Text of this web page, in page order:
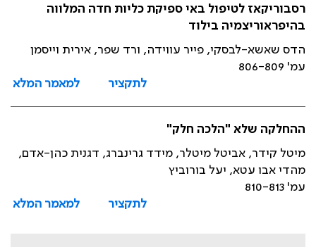
רסבוריקאז לטיפול באי ספיקת כליות חדה המלווה
בהיפראוריצמיה בילוד
הדס שאשא-לבסקי, פייר עווידה, ורד שפר, אירית וייסמן
עמ' 806-809
לתקציר
למאמר המלא
ההחלקה שלא "הלכה חלק"
מיטל קידר, אביטל מיטלר, מידד גרינברג, דגנית כהן-אדם,
מהדי אבו עטא, יעל בורוביץ
עמ' 810-813
לתקציר
למאמר המלא